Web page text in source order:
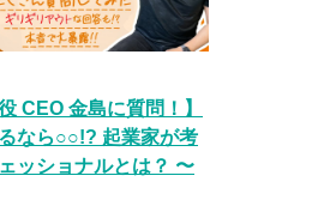
CEO 金島に質問！】
なら○○!? 起業家が考
ッショナルとは？ 〜